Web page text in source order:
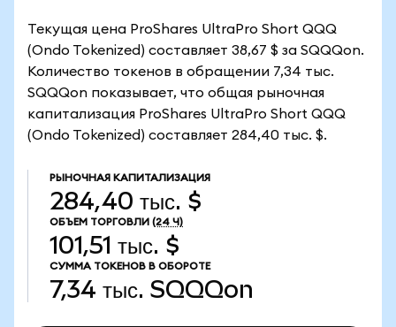
Текущая цена ProShares UltraPro Short QQQ
(Ondo Tokenized) составляет 38,67 $ за SQQQon.
Количество токенов в обращении 7,34 тыс.
SQQQon показывает, что общая рыночная
капитализация ProShares UltraPro Short QQQ
(Ondo Tokenized) составляет 284,40 тыс. $.
РЫНОЧНАЯ КАПИТАЛИЗАЦИЯ
284,40 тыс. $
ОБЪЕМ ТОРГОВЛИ (24 Ч)
101,51 тыс. $
СУММА ТОКЕНОВ В ОБОРОТЕ
7,34 тыс. SQQQon